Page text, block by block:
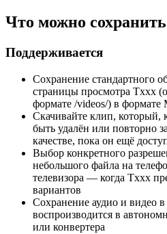
Что можно
Поддерживается
Сохранение стандартного
страницы просмотра Txxx
формате /videos/) в формате
Скачивайте клип, который,
быть удалён или повторно
качестве, пока он ещё
Выбор конкретного
небольшого файла на
телевизора — когда Txxx
вариантов
Сохранение аудио и видео
воспроизводится в
или конвертера